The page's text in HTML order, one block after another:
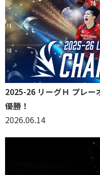
2025-26 リーグＨ プレ
優勝！
2026.06.14